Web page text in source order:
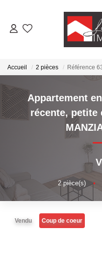
Laurent
Laurent
Accueil 2 pièces Référence
Appartement
récente, petite
2pièce(s) •
Vendu Coup de coeur